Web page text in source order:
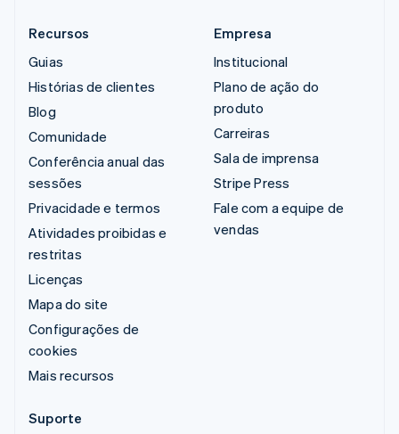
Recursos
Guias
Histórias de clientes
Blog
Comunidade
Conferência anual das
sessões
Privacidade e termos
Atividades proibidas e
restritas
Licenças
Mapa do site
Configurações de
cookies
Mais recursos
Empresa
Institucional
Plano de ação do
produto
Carreiras
Sala de imprensa
Stripe Press
Fale com a equipe de
vendas
Suporte